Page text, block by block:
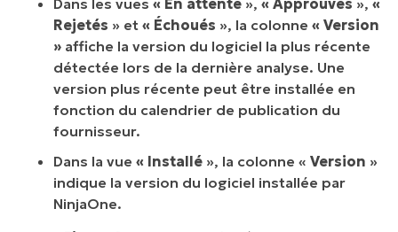
Dans les vues « En attente », « Approuvés », «
Rejetés » et « Échoués », la colonne « Version
» affiche la version du logiciel la plus récente
détectée lors de la dernière analyse. Une
version plus récente peut être installée en
fonction du calendrier de publication du
fournisseur.
Dans la vue « Installé », la colonne « Version »
indique la version du logiciel installée par
NinjaOne.